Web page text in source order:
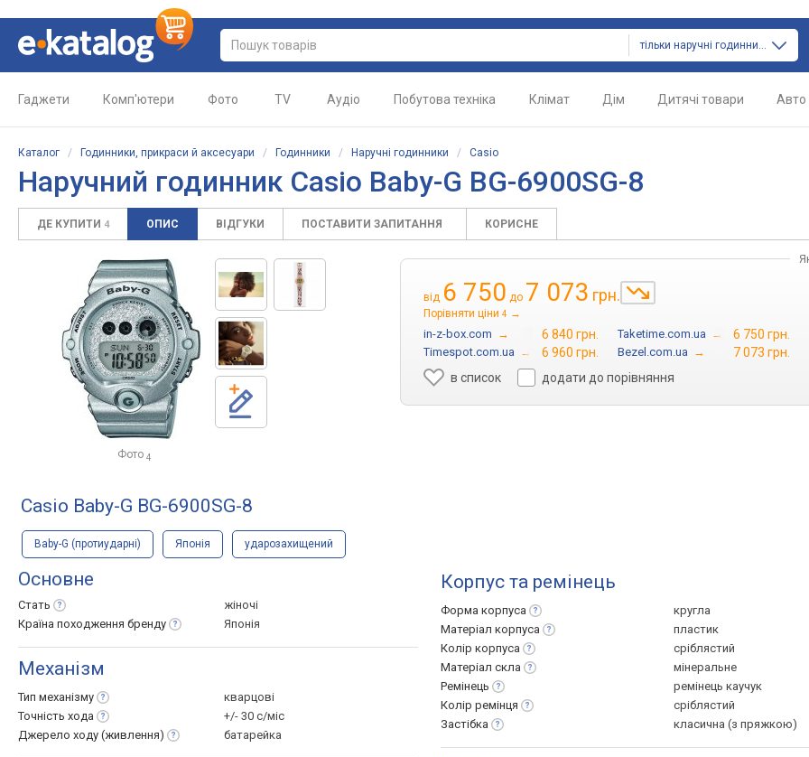
тільки наручні годинники
Гаджети Комп'ютери Фото TV Аудіо Побутова техніка Клімат Дім Дитячі товари Авто
Каталог / Годинники, прикраси й аксесуари / Годинники / Наручні годинники / Casio
Наручний годинник Casio Baby-G BG-6900SG-8
ДЕ КУПИТИ 4 ОПИС ВІДГУКИ ПОСТАВИТИ ЗАПИТАННЯ КОРИСНЕ
Фото 4
від 6 750 до 7 073 грн.
Порівняти ціни 4 →
in-z-box.com → 6 840 грн. Taketime.com.ua → 6 750 грн.
Timespot.com.ua → 6 960 грн. Bezel.com.ua →
7 073 грн.
в список
додати до порівняння
Casio Baby-G BG-6900SG-8
Baby-G (протиударні) Японія ударозахищений
Основне
Стать
жіночі
Країна походження бренду Японія
Механізм
Тип механізму
кварцові
Точність хода
+/- 30 с/міс
Джерело ходу (живлення) батарейка
Корпус та ремінець
Форма корпуса
кругла
Матеріал корпуса
пластик
Колір корпуса
сріблястий
Матеріал скла
мінеральне
Ремінець
ремінець каучук
Колір ремінця
сріблястий
Застібка
класична (з пряжкою)